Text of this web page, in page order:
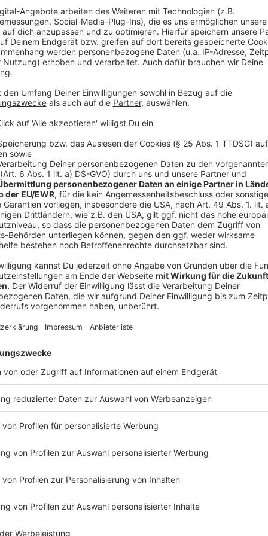
Im 34Ost auf der Oststraße läuft heute das Stück
das nie anfängt. Stattdessen wird der Aufbau
oder Stühle aufstellen werden zur Musik. Die
als eine Performance über das Bereitwerden.
Samstag
Anzeige
Jam Café
Anzeige
Das Bürgerhaus Salzmannbau wird zumJam-Café
allen Altersklassen gemeinsam Musik machen. Vor
PA-Anlage und Verstärker. Bei der Jam-Session
Genres von Jazz über Rock und freie Improvisation
willkommen. Neben dem gemeinsamen Musizieren
nicht.
Anzeige
Glühwein Party im Cafe Lilo
Auch im Herbst wird imCafé LiloOpen-Air gefeiert –
Party gibt es neben Musik von Deejaytunes auch
wird zwischen 15 und 20 Uhr.
Anzeige